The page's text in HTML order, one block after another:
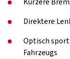
Direktere
Optisch
Fahrzeugs